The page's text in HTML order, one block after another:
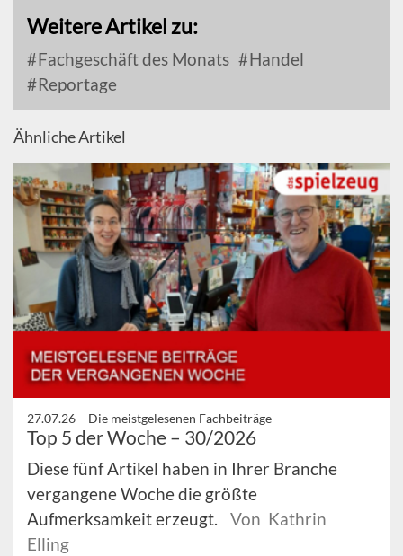
Weitere Artikel zu:
Fachgeschäft des Monats
Handel
Reportage
Ähnliche Artikel
27.07.26 – Die meistgelesenen Fachbeiträge
Top 5 der Woche – 30/2026
Diese fünf Artikel haben in Ihrer Branche
vergangene Woche die größte
Aufmerksamkeit erzeugt.
Von Kathrin
Elling